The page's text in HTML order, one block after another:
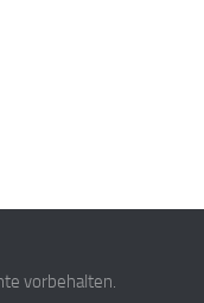
vorbehalten.